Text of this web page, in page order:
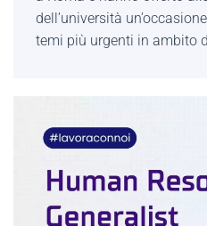
dell’università
temi più urgenti in ambito